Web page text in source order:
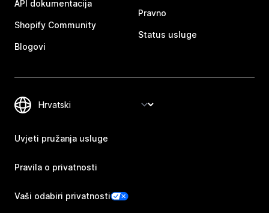
API dokumentacija
Shopify Community
Blogovi
Pravno
Status usluge
Uvjeti pružanja usluge
Pravila o privatnosti
Vaši odabiri privatnosti